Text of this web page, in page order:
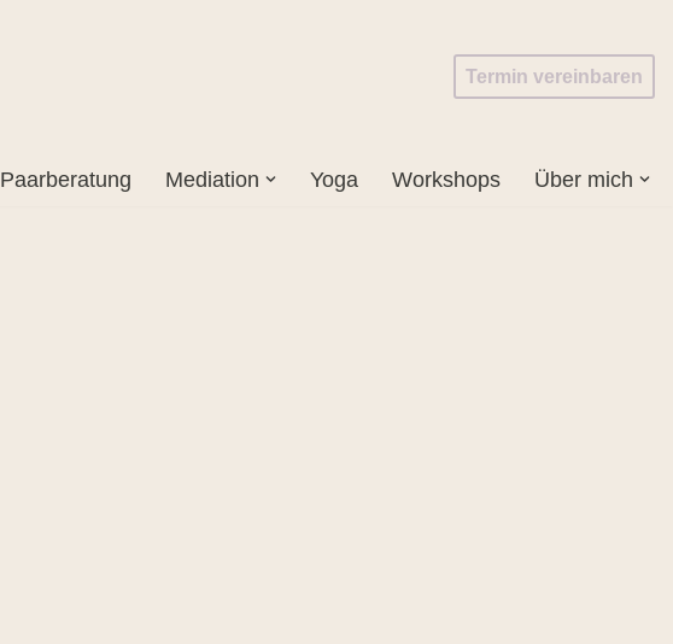
Termin vereinbaren
Paarberatung Mediation Yoga Workshops Über mich